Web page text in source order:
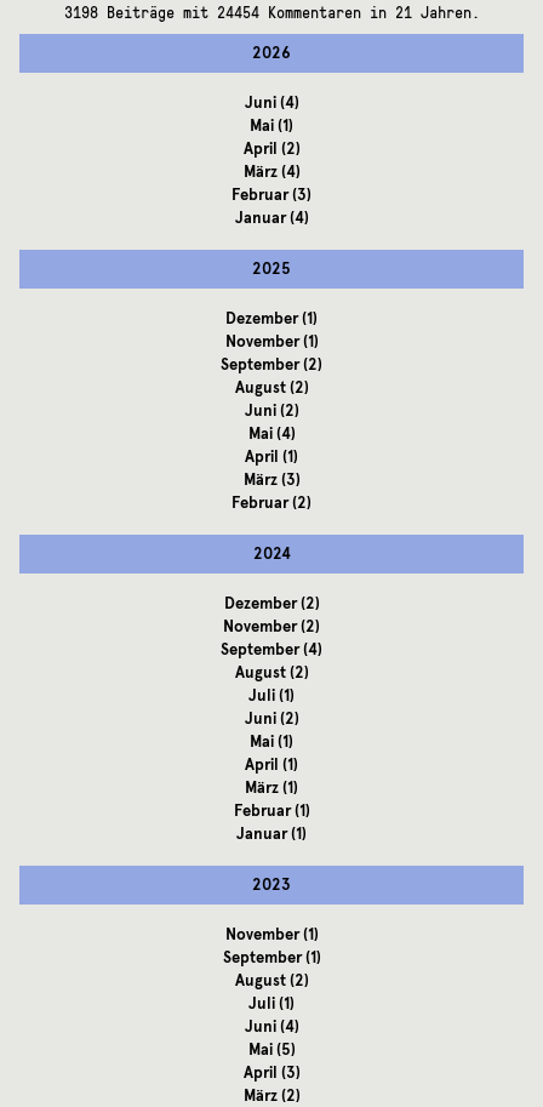
3198 Beiträge mit 24454 Kommentaren in 21 Jahren.
2026
Juni(4)
Mai(1)
April (2)
März(4)
Februar(3)
Januar(4)
2025
Dezember(1)
November(1)
September(2)
August(2)
Juni(2)
Mai(4)
April (1)
März(3)
Februar(2)
2024
Dezember(2)
November(2)
September(4)
August(2)
Juli(1)
Juni(2)
Mai(1)
April (1)
März(1)
Februar(1)
Januar(1)
2023
November(1)
September(1)
August(2)
Juli(1)
Juni(4)
Mai(5)
April (3)
März(2)